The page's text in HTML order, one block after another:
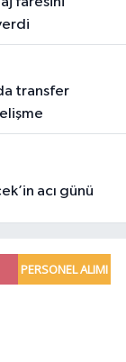
acı günü